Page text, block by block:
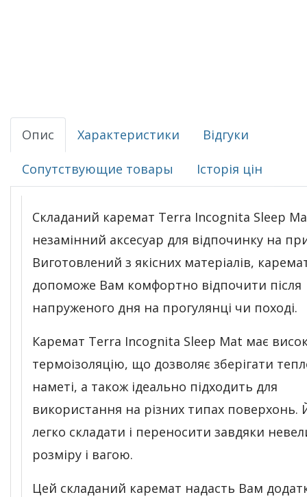
Опис Характеристики Відгуки
Сопутствующие товары Історія цін
Складаний каремат Terra Incognita Sleep
незамінний аксесуар для відпочинку на
Виготовлений з якісних матеріалів,
допоможе Вам комфортно відпочити після
напруженого дня на прогулянці чи поході.
Каремат Terra Incognita Sleep Mat має
термоізоляцію, що дозволяє зберігати
наметі, а також ідеально підходить для
використання на різних типах поверхонь.
легко складати і переносити завдяки
розміру і вагою.
Цей складаний каремат надасть Вам